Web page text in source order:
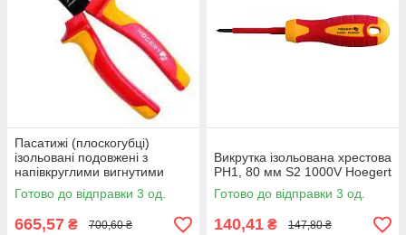
Пасатижі (плоскогубці)
ізольовані подовжені з
напівкруглими вигнутими
губками,1000V Hoegert
Готово до відправки 3 од.
665,57 ₴ 700,60 ₴
Викрутка ізольована хрестова
PH1, 80 мм S2 1000V Hoegert
Готово до відправки 3 од.
140,41 ₴ 147,80 ₴